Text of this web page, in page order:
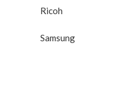
Ricoh
Samsung